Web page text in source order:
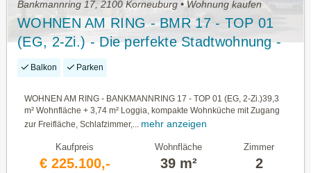
Bankmannring 17, 2100 Korneuburg • Wohnung kaufen
WOHNEN AM RING - BMR 17 - TOP 01
(EG, 2-Zi.) - Die perfekte Stadtwohnung -
2-Zi-Whg. mit Loggia
Balkon Parken
WOHNEN AM RING - BANKMANNRING 17 - TOP 01 (EG, 2-Zi.)39,3
m² Wohnfläche + 3,74 m² Loggia, kompakte Wohnküche mit Zugang
zur Freifläche, Schlafzimmer,... mehr anzeigen
Kaufpreis
€ 225.100,-
Wohnfläche
39 m²
Zimmer
2